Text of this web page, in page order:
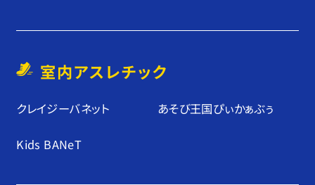
室内アスレチック
クレイジーバネット あそび王国ぴぃかぁぶぅ
Kids BANeT